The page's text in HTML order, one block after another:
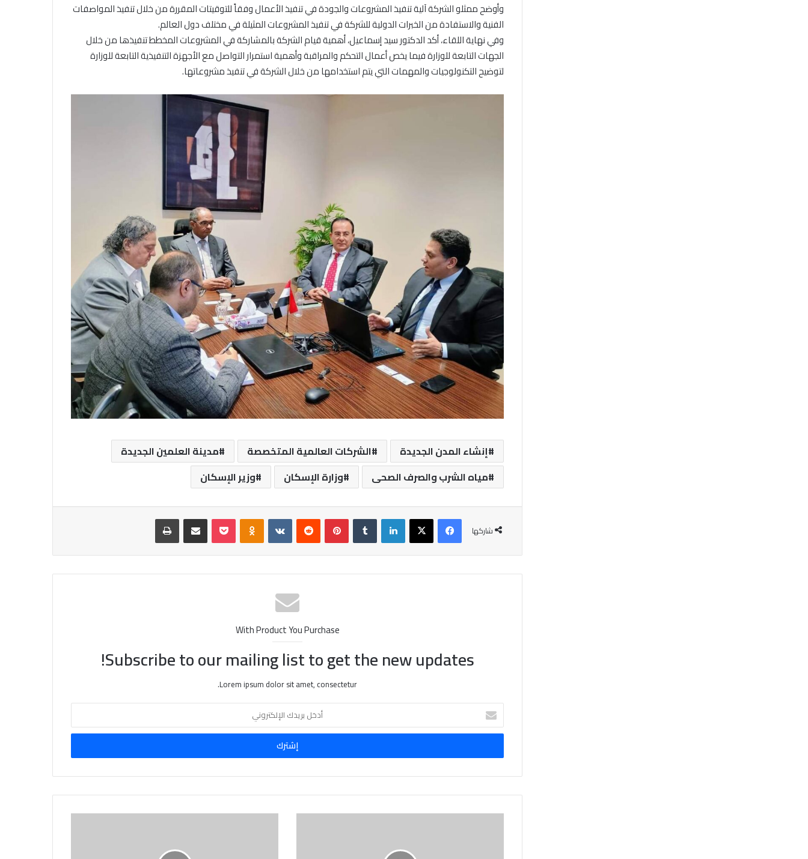
وأوضح ممثلو الشركة آلية تنفيذ المشروعات والجودة في تنفيذ الأعمال وفقاً للتوقيتات المقررة من خلال تنفيذ المواصفات
الفنية والاستفادة من الخبرات الدولية للشركة في تنفيذ المشروعات المثيلة في مختلف دول العالم.
وفي نهاية اللقاء، أكد الدكتور سيد إسماعيل، أهمية قيام الشركة بالمشاركة في المشروعات المخطط تنفيذها من خلال
الجهات التابعة للوزارة فيما يخص أعمال التحكم والمراقبة وأهمية استمرار التواصل مع الأجهزة التنفيذية التابعة للوزارة
لتوضيح التكنولوجيات والمهمات التي يتم استخدامها من خلال الشركة في تنفيذ مشروعاتها.
إنشاء المدن الجديدة الشركات العالمية المتخصصة
مدينة العلمين الجديدة
مياه الشرب والصرف الصحى
وزارة الإسكان وزير الإسكان
شاركها
فيسبوك لينكدإن بينتيريست بوكيت
With Product You Purchase
Subscribe to our mailing list to get the new updates!
Lorem ipsum dolor sit amet, consectetur.
خ
ب
د